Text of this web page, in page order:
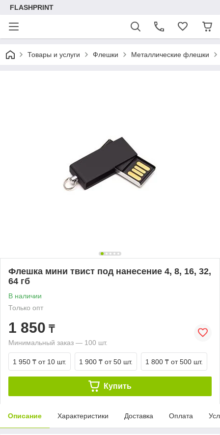
FLASHPRINT
Товары и услуги Флешки Металлические флешки
Флешка мини твист под нанесение 4, 8, 16, 32,
64 гб
В наличии
Только опт
1 850 ₸
Минимальный заказ — 100 шт.
1 950 ₸ от 10 шт. 1 900 ₸ от 50 шт. 1 800 ₸ от 500 шт.
Купить
Описание Характеристики Доставка Оплата